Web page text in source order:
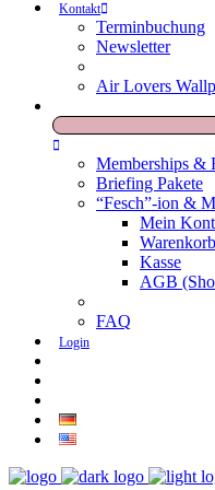
Kontakt
Terminbuchung
Newsletter
Air Lovers
Memberships &
Briefing Pakete
“Fesch”-ion &
Mein
Warenkorb
Kasse
AGB
FAQ
Login